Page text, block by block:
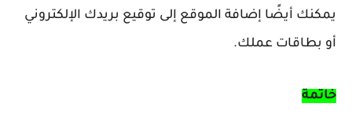
يمكنك أيضًا إضافة الموقع إلى توقيع بريدك الإلكتروني
أو بطاقات عملك.
خاتمة